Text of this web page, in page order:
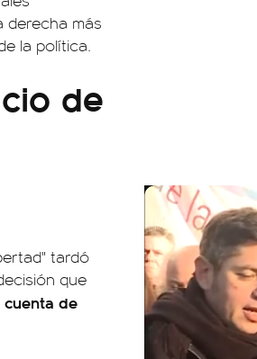
derecha más
la política.
de
tardó
que
cuenta de